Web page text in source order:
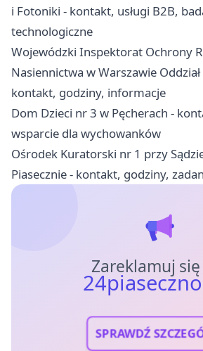
i Fotoniki - kontakt, usługi B2B,
technologiczne
Wojewódzki Inspektorat Ochrony
Nasiennictwa w Warszawie
kontakt, godziny, informacje
Dom Dzieci nr 3 w Pęcherach -
wsparcie dla wychowanków
Ośrodek Kuratorski nr 1 przy
Piasecznie - kontakt, godziny,
Zareklamuj
SPRAWDŹ